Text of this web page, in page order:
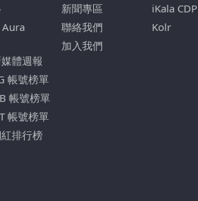
體週報
帳號榜單
帳號榜單
帳號榜單
排行榜
新聞專區
聯絡我們
加入我們
iKala CDP
Kolr